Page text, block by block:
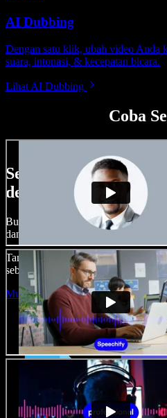
AI Dubbing
Dengan satu klik, ubah video Anda
suara, intonasi, & kecepatan bicara.
Lihat AI Dubbing
Coba
Sedikit contoh hal
dengan Speechify
Buat voice over, tambah gambar,
dan kloning suara untuk proyek
Tanpa kurva belajar, semua dari
sebebas mungkin dan wujudkan ide
Mulai Studio